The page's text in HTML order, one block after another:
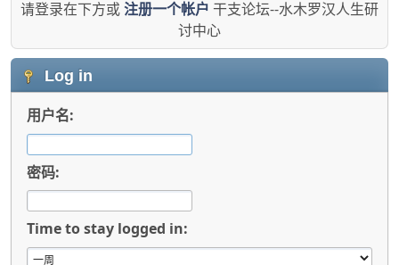
请登录在下方或注册一个帐户 干支论坛--水木罗汉人生研
讨中心
Log in
用户名:
密码:
Time to stay logged in: